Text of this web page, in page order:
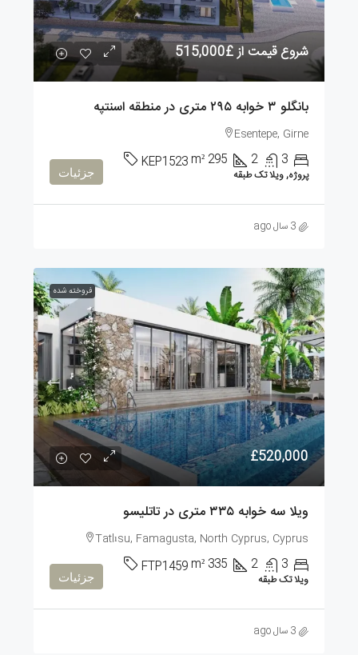
شروع قیمت از£515,000
بانگلو ۳ خوابه ۲۹۵ متری در منطقه اسنتپه
Esentepe, Girne
3
2
295
m²
KEP1523
پروژه, ویلا تک طبقه جزئیات
3 سال ago
فروخته شده
£520,000
ویلا سه خوابه ۳۳۵ متری در تاتلیسو
Tatlısu, Famagusta, North Cyprus, Cyprus
3
2
335
m²
FTP1459
ویلا تک طبقه جزئیات
3 سال ago